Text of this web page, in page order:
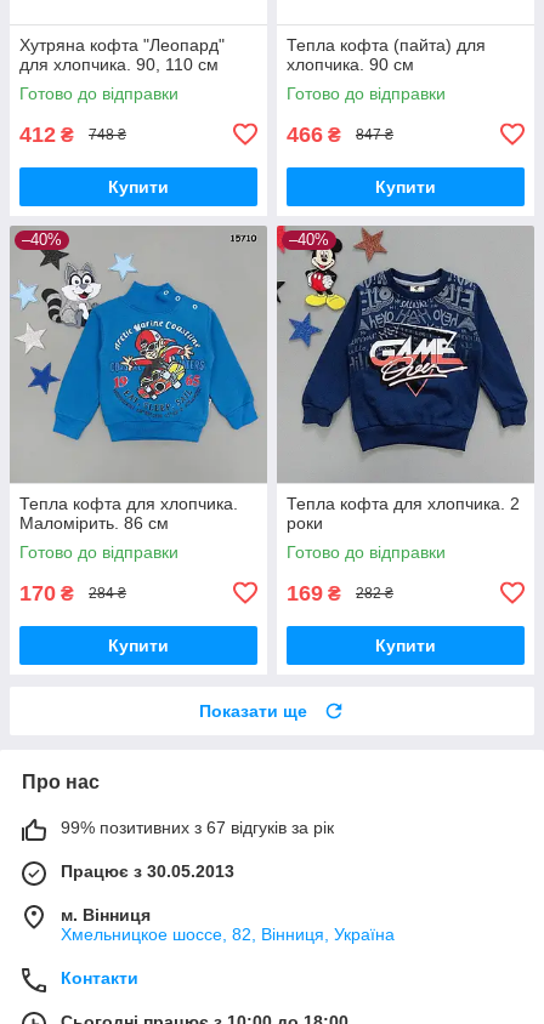
Хутряна кофта "Леопард"
для хлопчика. 90, 110 см
Готово до відправки
412 ₴ 748 ₴
Купити
Тепла кофта (пайта) для
хлопчика. 90 см
Готово до відправки
466 ₴ 847 ₴
Купити
–40%
Тепла кофта для хлопчика.
Маломірить. 86 см
Готово до відправки
170 ₴ 284 ₴
Купити
–40%
Тепла кофта для хлопчика. 2
роки
Готово до відправки
169 ₴ 282 ₴
Купити
Показати ще
Про нас
99% позитивних з 67 відгуків за рік
Працює з 30.05.2013
м. Вінниця
Хмельницкое шоссе, 82, Вінниця, Україна
Контакти